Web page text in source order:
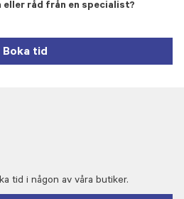
råd från en specialist?
Boka tid
tid i någon av våra butiker.